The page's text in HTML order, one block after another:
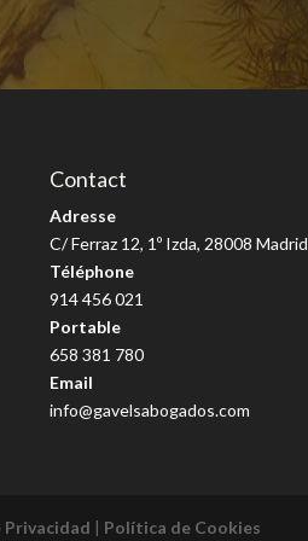
Contact
Adresse
C/ Ferraz 12, 1º Izda, 28008 Madrid
Téléphone
914 456 021
Portable
658 381 780
Email
info@gavelsabogados.com
Privacidad | Política de Cookies